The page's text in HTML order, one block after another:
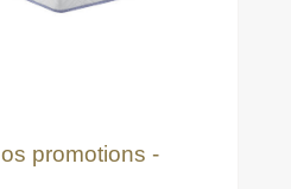
- Nos promotions -